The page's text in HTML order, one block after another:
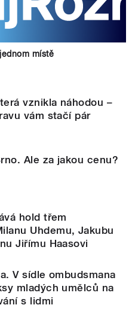
místě
vznikla náhodou –
vám stačí pár
Ale za jakou cenu?
hold třem
Uhdemu, Jakubu
Jiřímu Haasovi
V sídle ombudsmana
mladých umělců na
s lidmi